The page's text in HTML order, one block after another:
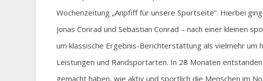
Wochenzeitung „Anpfiff für unsere Sportseite”. Hierbei
Jonas Conrad und Sebastian Conrad – nach einer kleinen
um klassische Ergebnis-Berichterstattung als vielmehr um
Leistungen und Randsportarten. In 28 Monaten
gemacht haben, wie aktiv und sportlich die Menschen im